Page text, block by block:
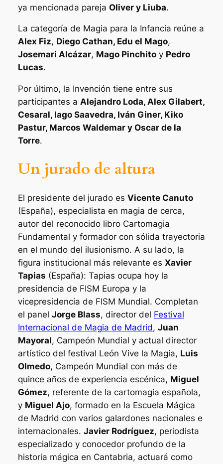
ya mencionada pareja Oliver y Liuba.
La categoría de Magia para la Infancia reúne a
Alex Fiz, Diego Cathan, Edu el Mago,
Josemari Alcázar, Mago Pinchitoy Pedro
Lucas.
Por último, la Invención tiene entre sus
participantes a Alejandro Loda, Alex Gilabert,
Cesaral, Iago Saavedra, Iván Giner, Kiko
Pastur, Marcos Waldemar y Oscar de la
Torre.
Un jurado de altura
El presidente del jurado es Vicente Canuto
(España), especialista en magia de cerca,
autor del reconocido libro Cartomagia
Fundamental y formador con sólida trayectoria
en el mundo del ilusionismo. A su lado, la
figura institucional más relevante es Xavier
Tapias (España): Tapias ocupa hoy la
presidencia de FISM Europa y la
vicepresidencia de FISM Mundial. Completan
el panel Jorge Blass, director del Festival
Internacional de Magia de Madrid, Juan
Mayoral, Campeón Mundial y actual director
artístico del festival León Vive la Magia, Luis
Olmedo, Campeón Mundial con más de
quince años de experiencia escénica, Miguel
Gómez, referente de la cartomagia española,
y Miguel Ajo, formado en la Escuela Mágica
de Madrid con varios galardones nacionales e
internacionales. Javier Rodríguez, periodista
especializado y conocedor profundo de la
historia mágica en Cantabria, actuará como